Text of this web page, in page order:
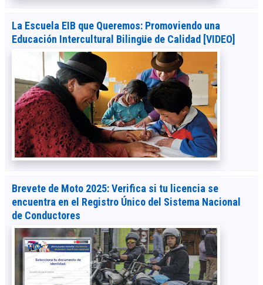
La Escuela EIB que Queremos: Promoviendo una
Educación Intercultural Bilingüe de Calidad [VIDEO]
Brevete de Moto 2025: Verifica si tu licencia se
encuentra en el Registro Único del Sistema Nacional
de Conductores